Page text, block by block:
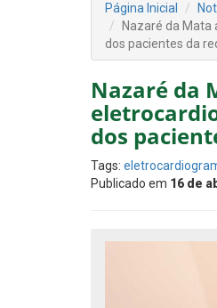
Página Inicial
Nazaré da
dos pacientes da
Nazaré da
dos
Tags:
Publicado em 16 de